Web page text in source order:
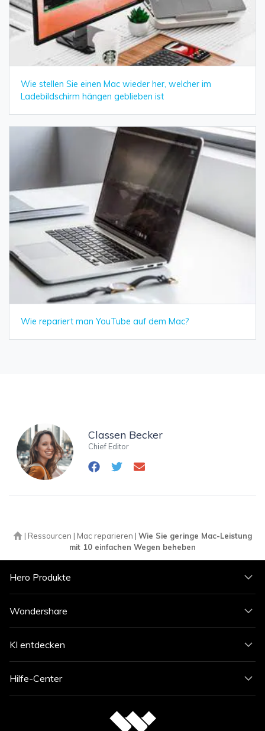
Wie stellen Sie einen Mac wieder her, welcher im
Ladebildschirm hängen geblieben ist
Wie repariert man YouTube auf dem Mac?
Classen Becker
Chief Editor
| Ressourcen | Mac reparieren | Wie Sie geringe Mac-Leistung
mit 10 einfachen Wegen beheben
Hero Produkte
Wondershare
KI entdecken
Hilfe-Center